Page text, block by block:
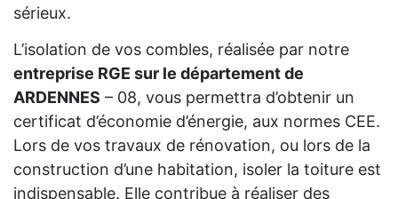
sérieux.
L’isolation de vos combles, réalisée par notre
entreprise RGE sur le département de
ARDENNES – 08, vous permettra d’obtenir un
certificat d’économie d’énergie, aux normes CEE.
Lors de vos travaux de rénovation, ou lors de la
construction d’une habitation, isoler la toiture est
indispensable. Elle contribue à réaliser des